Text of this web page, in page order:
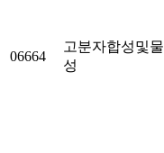
06664
고분자합성및물
성